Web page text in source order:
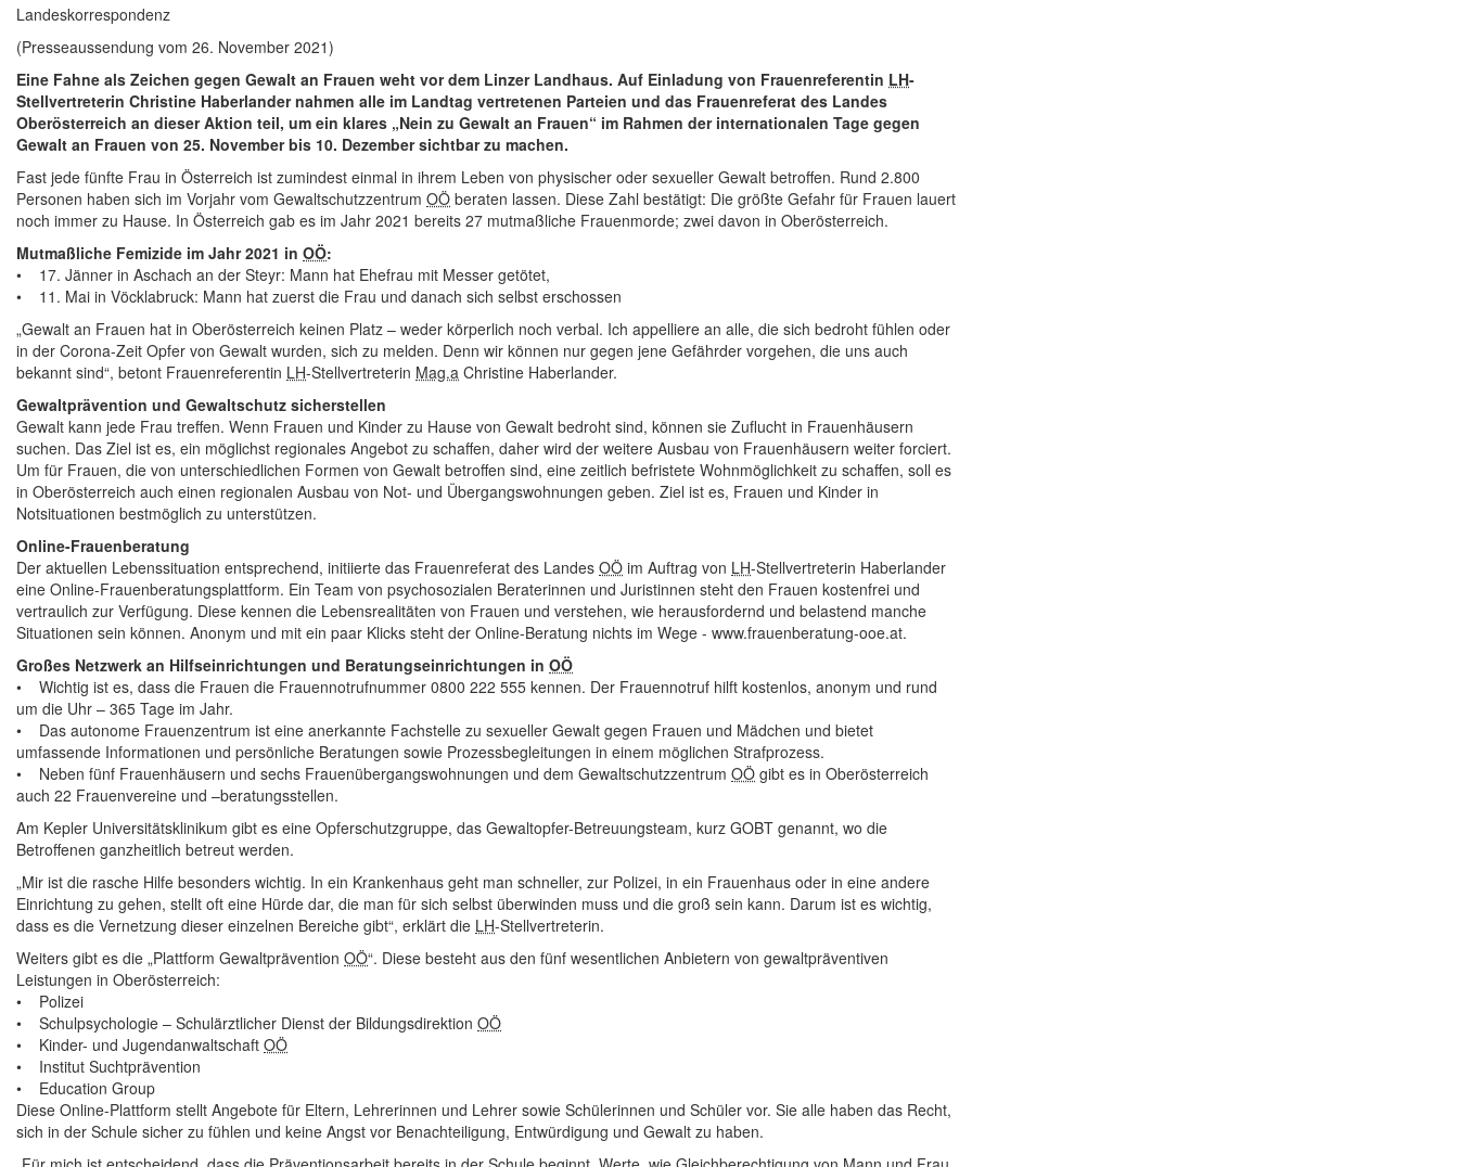
Landeskorrespondenz
(Presseaussendung vom 26. November 2021)
Eine Fahne als Zeichen gegen Gewalt an Frauen weht vor dem Linzer Landhaus. Auf Einladung von Frauenreferentin LH-
Stellvertreterin Christine Haberlander nahmen alle im Landtag vertretenen Parteien und das Frauenreferat des Landes
Oberösterreich an dieser Aktion teil, um ein klares „Nein zu Gewalt an Frauen“ im Rahmen der internationalen Tage gegen
Gewalt an Frauen von 25. November bis 10. Dezember sichtbar zu machen.
Fast jede fünfte Frau in Österreich ist zumindest einmal in ihrem Leben von physischer oder sexueller Gewalt betroffen. Rund 2.800
Personen haben sich im Vorjahr vom Gewaltschutzzentrum OÖ beraten lassen. Diese Zahl bestätigt: Die größte Gefahr für Frauen lauert
noch immer zu Hause. In Österreich gab es im Jahr 2021 bereits 27 mutmaßliche Frauenmorde; zwei davon in Oberösterreich.
Mutmaßliche Femizide im Jahr 2021 in OÖ:
• 17. Jänner in Aschach an der Steyr: Mann hat Ehefrau mit Messer getötet,
• 11. Mai in Vöcklabruck: Mann hat zuerst die Frau und danach sich selbst erschossen
„Gewalt an Frauen hat in Oberösterreich keinen Platz – weder körperlich noch verbal. Ich appelliere an alle, die sich bedroht fühlen oder
in der Corona-Zeit Opfer von Gewalt wurden, sich zu melden. Denn wir können nur gegen jene Gefährder vorgehen, die uns auch
bekannt sind“, betont Frauenreferentin LH-Stellvertreterin Mag.a Christine Haberlander.
Gewaltprävention und Gewaltschutz sicherstellen
Gewalt kann jede Frau treffen. Wenn Frauen und Kinder zu Hause von Gewalt bedroht sind, können sie Zuflucht in Frauenhäusern
suchen. Das Ziel ist es, ein möglichst regionales Angebot zu schaffen, daher wird der weitere Ausbau von Frauenhäusern weiter forciert.
Um für Frauen, die von unterschiedlichen Formen von Gewalt betroffen sind, eine zeitlich befristete Wohnmöglichkeit zu schaffen, soll es
in Oberösterreich auch einen regionalen Ausbau von Not- und Übergangswohnungen geben. Ziel ist es, Frauen und Kinder in
Notsituationen bestmöglich zu unterstützen.
Online-Frauenberatung
Der aktuellen Lebenssituation entsprechend, initiierte das Frauenreferat des Landes OÖ im Auftrag von LH-Stellvertreterin Haberlander
eine Online-Frauenberatungsplattform. Ein Team von psychosozialen Beraterinnen und Juristinnen steht den Frauen kostenfrei und
vertraulich zur Verfügung. Diese kennen die Lebensrealitäten von Frauen und verstehen, wie herausfordernd und belastend manche
Situationen sein können. Anonym und mit ein paar Klicks steht der Online-Beratung nichts im Wege - www.frauenberatung-ooe.at.
Großes Netzwerk an Hilfseinrichtungen und Beratungseinrichtungen in OÖ
• Wichtig ist es, dass die Frauen die Frauennotrufnummer 0800 222 555 kennen. Der Frauennotruf hilft kostenlos, anonym und rund
um die Uhr – 365 Tage im Jahr.
• Das autonome Frauenzentrum ist eine anerkannte Fachstelle zu sexueller Gewalt gegen Frauen und Mädchen und bietet
umfassende Informationen und persönliche Beratungen sowie Prozessbegleitungen in einem möglichen Strafprozess.
• Neben fünf Frauenhäusern und sechs Frauenübergangswohnungen und dem Gewaltschutzzentrum OÖ gibt es in Oberösterreich
auch 22 Frauenvereine und –beratungsstellen.
Am Kepler Universitätsklinikum gibt es eine Opferschutzgruppe, das Gewaltopfer-Betreuungsteam, kurz GOBT genannt, wo die
Betroffenen ganzheitlich betreut werden.
„Mir ist die rasche Hilfe besonders wichtig. In ein Krankenhaus geht man schneller, zur Polizei, in ein Frauenhaus oder in eine andere
Einrichtung zu gehen, stellt oft eine Hürde dar, die man für sich selbst überwinden muss und die groß sein kann. Darum ist es wichtig,
dass es die Vernetzung dieser einzelnen Bereiche gibt“, erklärt die LH-Stellvertreterin.
Weiters gibt es die „Plattform Gewaltprävention OÖ“. Diese besteht aus den fünf wesentlichen Anbietern von gewaltpräventiven
Leistungen in Oberösterreich:
• Polizei
• Schulpsychologie – Schulärztlicher Dienst der Bildungsdirektion OÖ
• Kinder- und Jugendanwaltschaft OÖ
• Institut Suchtprävention
• Education Group
Diese Online-Plattform stellt Angebote für Eltern, Lehrerinnen und Lehrer sowie Schülerinnen und Schüler vor. Sie alle haben das Recht,
sich in der Schule sicher zu fühlen und keine Angst vor Benachteiligung, Entwürdigung und Gewalt zu haben.